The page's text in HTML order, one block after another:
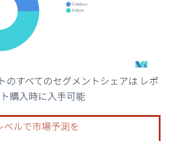
再利用にはCC BY 4.0の表示が必要です。